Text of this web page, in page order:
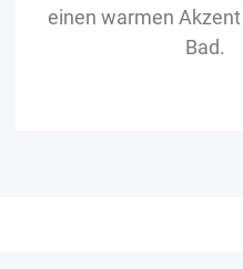
einen warmen
Bad.